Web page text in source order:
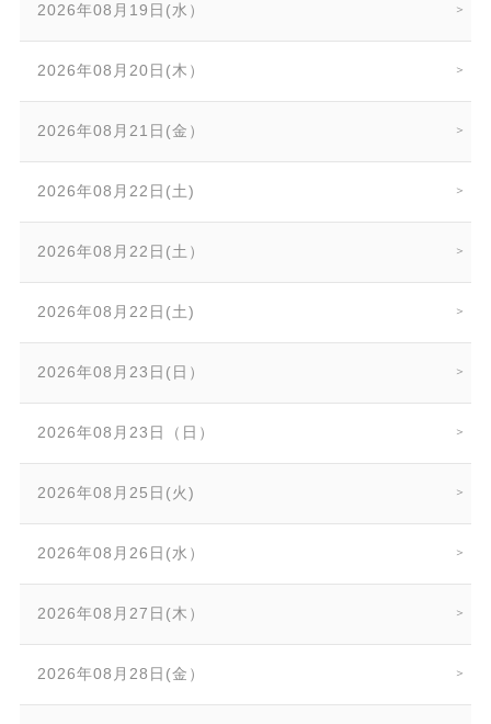
2026年08月19日(水）
2026年08月20日(木）
2026年08月21日(金）
2026年08月22日(土)
2026年08月22日(土）
2026年08月22日(土)
2026年08月23日(日）
2026年08月23日（日）
2026年08月25日(火)
2026年08月26日(水）
2026年08月27日(木）
2026年08月28日(金）